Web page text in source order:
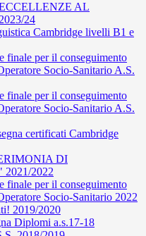
AL
24
Cambridge livelli B1 e
finale per il conseguimento
Socio-Sanitario A.S.
finale per il conseguimento
Socio-Sanitario A.S.
certificati Cambridge
DI
2022
finale per il conseguimento
Socio-Sanitario 2022
2019/2020
Diplomi a.s.17-18